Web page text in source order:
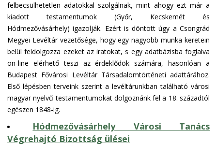
felbecsülhetetlen adatokkal szolgálnak, mint ahogy ezt már a
kiadott testamentumok (Győr, Kecskemét és
Hódmezővásárhely) igazolják. Ezért is döntött úgy a Csongrád
Megyei Levéltár vezetősége, hogy egy nagyobb munka keretein
belül feldolgozza ezeket az iratokat, s egy adatbázisba foglalva
on-line elérhető teszi az érdeklődök számára, hasonlóan a
Budapest Fővárosi Levéltár Társadalomtörténeti adattárához.
Első lépésben terveink szerint a levéltárunkban található városi
magyar nyelvű testamentumokat dolgoznánk fel a 18. századtól
egészen 1848-ig.
Hódmezővásárhely Városi Tanács
Végrehajtó Bizottság ülései